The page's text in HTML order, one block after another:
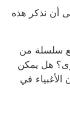
أن نذكر هذه
سلسلة من
هل يمكن
في